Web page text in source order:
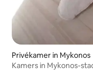
Privékamer in Mykonos
Kamers in Mykonos-